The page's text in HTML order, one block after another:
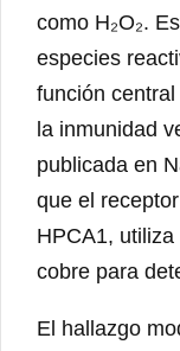
como H₂O₂.
especies
función
la inmunidad
publicada en
que el
HPCA1,
cobre para
El hallazgo